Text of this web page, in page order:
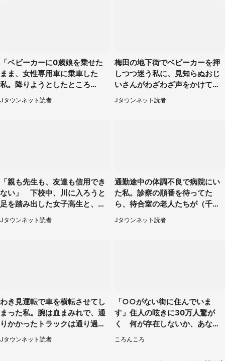
「ベビーカーに0歳娘を乗せた
まま、女性専用車に乗車した
私。降りようとしたところ
で...」（大阪府・30代女性）
Jタウンネット読者
梅田の地下街でベビーカーを押
しつつ迷う私に、見知らぬおじ
いさんがわざわざ声をかけてき
て（兵庫県・30代女性）
Jタウンネット読者
「親も先生も、友達も信用でき
ない」 下校中、川に入ろうと
足を踏み出した女子高生と、彼
女を止めた予想外の存在
Jタウンネット読者
通勤途中の体調不良で病院にい
た私。診察の順番を待ってた
ら、待合室の老人たちが（千葉
県・50代男性）
Jタウンネット読者
わき見運転で車を横転させてし
まった私。腕は血まみれで、通
りかかったトラックは通り過ぎ
ていき...（福岡県・30代女性）
Jタウンネット読者
「○○がない街に住んでいま
す」住人の呟きに30万人驚が
く 何が存在しないか、あなた
ころんころ